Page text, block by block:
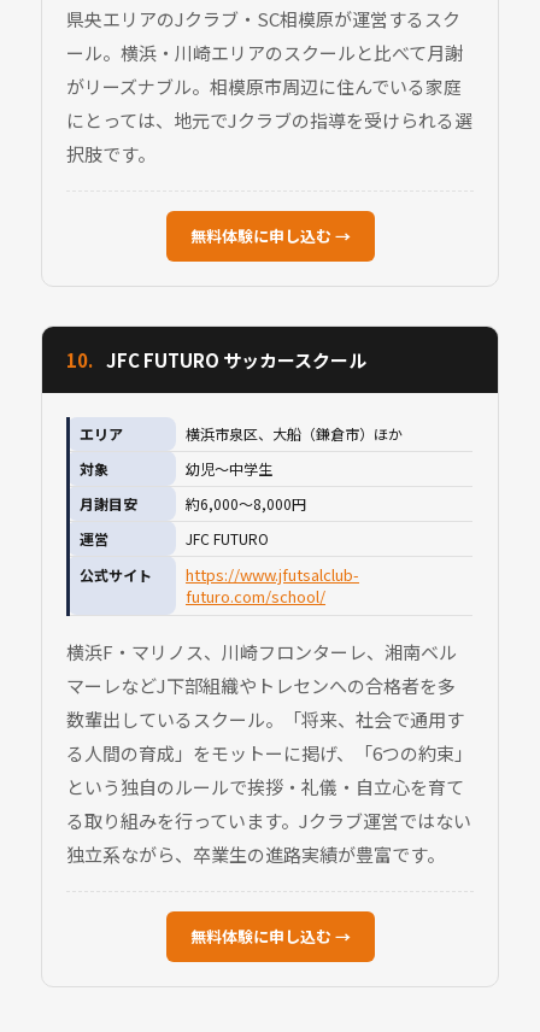
県央エリアのJクラブ・SC相模原が運営するスク
ール。横浜・川崎エリアのスクールと比べて月謝
がリーズナブル。相模原市周辺に住んでいる家庭
にとっては、地元でJクラブの指導を受けられる選
択肢です。
無料体験に申し込む →
10. JFC FUTURO サッカースクール
エリア
横浜市泉区、大船（鎌倉市）ほか
対象
幼児〜中学生
月謝目安
約6,000〜8,000円
運営
JFC FUTURO
公式サイト
https://www.jfutsalclub-
futuro.com/school/
横浜F・マリノス、川崎フロンターレ、湘南ベル
マーレなどJ下部組織やトレセンへの合格者を多
数輩出しているスクール。「将来、社会で通用す
る人間の育成」をモットーに掲げ、「6つの約束」
という独自のルールで挨拶・礼儀・自立心を育て
る取り組みを行っています。Jクラブ運営ではない
独立系ながら、卒業生の進路実績が豊富です。
無料体験に申し込む →